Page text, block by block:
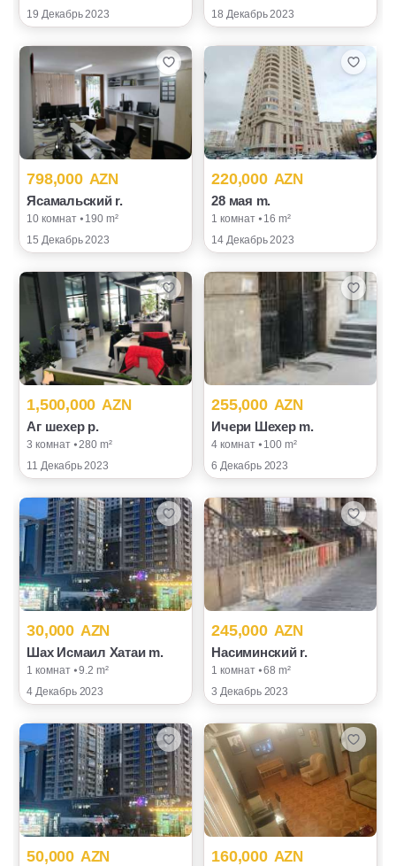
19 Декабрь 2023
18 Декабрь 2023
798,000 AZN
Ясамальский r.
10 комнат ⦁ 190 m²
15 Декабрь 2023
220,000 AZN
28 мая m.
1 комнат ⦁ 16 m²
14 Декабрь 2023
1,500,000 AZN
Аг шехер p.
3 комнат ⦁ 280 m²
11 Декабрь 2023
255,000 AZN
Ичери Шехер m.
4 комнат ⦁ 100 m²
6 Декабрь 2023
30,000 AZN
Шах Исмаил Хатаи m.
1 комнат ⦁ 9.2 m²
4 Декабрь 2023
245,000 AZN
Насиминский r.
1 комнат ⦁ 68 m²
3 Декабрь 2023
50,000 AZN 160,000 AZN